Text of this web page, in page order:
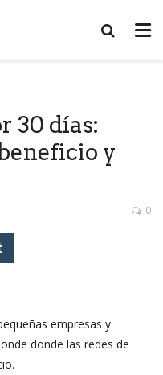
30 días:
y
0
empresas y
donde las redes de